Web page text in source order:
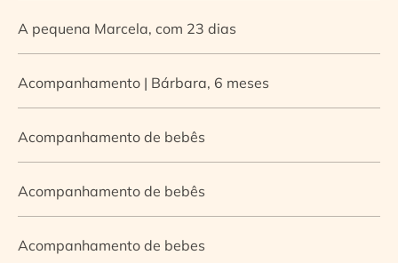
A pequena Marcela, com 23 dias
Acompanhamento | Bárbara, 6 meses
Acompanhamento de bebês
Acompanhamento de bebês
Acompanhamento de bebes